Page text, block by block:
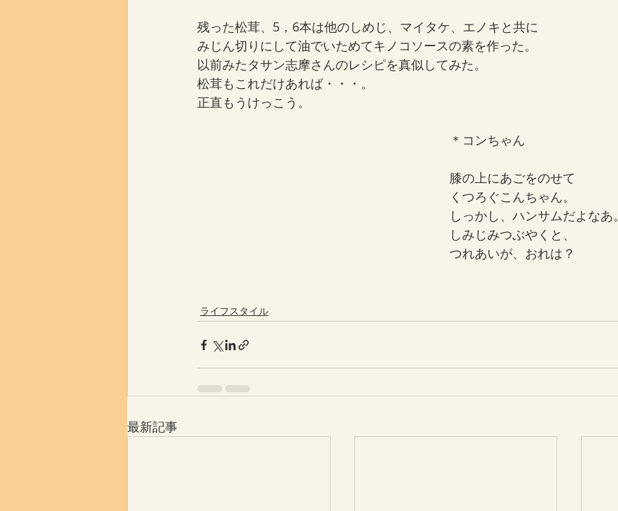
残った松茸、5，6本は他のしめじ、マイタケ、エノキと共に
みじん切りにして油でいためてキノコソースの素を作った。
以前みたタサン志摩さんのレシピを真似してみた。
松茸もこれだけあれば・・・。
正直もうけっこう。
＊コンちゃん
膝の上にあごをのせて
くつろぐこんちゃん。
しっかし、ハンサムだよなあ。
しみじみつぶやくと、
つれあいが、おれは？
ライフスタイル
最新記事